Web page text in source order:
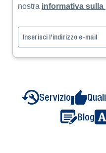
nostra informativa sulla
Servizio
Blog